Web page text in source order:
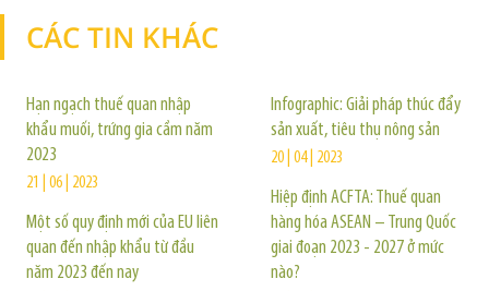
CÁC TIN KHÁC
Hạn ngạch thuế quan nhập
khẩu muối, trứng gia cầm năm
2023
21 | 06 | 2023
Một số quy định mới của EU liên
quan đến nhập khẩu từ đầu
năm 2023 đến nay
Infographic: Giải pháp thúc đẩy
sản xuất, tiêu thụ nông sản
20 | 04 | 2023
Hiệp định ACFTA: Thuế quan
hàng hóa ASEAN – Trung Quốc
giai đoạn 2023 - 2027 ở mức
nào?